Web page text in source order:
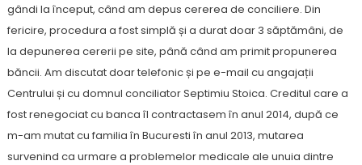
gândi la început, când am depus cererea de conciliere. Din
fericire, procedura a fost simplă și a durat doar 3 săptămâni, de
la depunerea cererii pe site, până când am primit propunerea
băncii. Am discutat doar telefonic și pe e-mail cu angajații
Centrului și cu domnul conciliator Septimiu Stoica. Creditul care a
fost renegociat cu banca îl contractasem în anul 2014, după ce
m-am mutat cu familia în Bucuresti în anul 2013, mutarea
survenind ca urmare a problemelor medicale ale unuia dintre